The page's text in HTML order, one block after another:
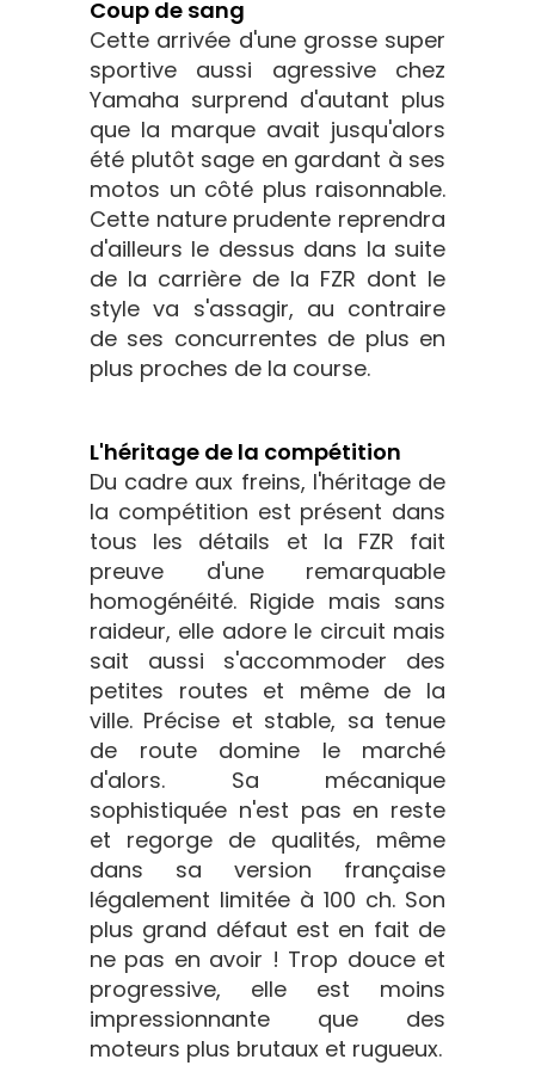
Coup de sang
Cette arrivée d'une grosse super
sportive aussi agressive chez
Yamaha surprend d'autant plus
que la marque avait jusqu'alors
été plutôt sage en gardant à ses
motos un côté plus raisonnable.
Cette nature prudente reprendra
d'ailleurs le dessus dans la suite
de la carrière de la FZR dont le
style va s'assagir, au contraire
de ses concurrentes de plus en
plus proches de la course.
L'héritage de la compétition
Du cadre aux freins, l'héritage de
la compétition est présent dans
tous les détails et la FZR fait
preuve d'une remarquable
homogénéité. Rigide mais sans
raideur, elle adore le circuit mais
sait aussi s'accommoder des
petites routes et même de la
ville. Précise et stable, sa tenue
de route domine le marché
d'alors. Sa mécanique
sophistiquée n'est pas en reste
et regorge de qualités, même
dans sa version française
légalement limitée à 100 ch. Son
plus grand défaut est en fait de
ne pas en avoir ! Trop douce et
progressive, elle est moins
impressionnante que des
moteurs plus brutaux et rugueux.